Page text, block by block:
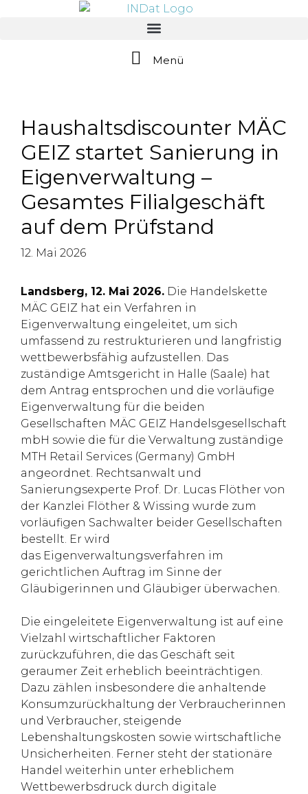
Menü
Haushaltsdiscounter MÄC
GEIZ startet Sanierung in
Eigenverwaltung –
Gesamtes Filialgeschäft
auf dem Prüfstand
12. Mai 2026
Landsberg, 12. Mai 2026. Die Handelskette
MÄC GEIZ hat ein Verfahren in
Eigenverwaltung eingeleitet, um sich
umfassend zu restrukturieren und langfristig
wettbewerbsfähig aufzustellen. Das
zuständige Amtsgericht in Halle (Saale) hat
dem Antrag entsprochen und die vorläufige
Eigenverwaltung für die beiden
Gesellschaften MÄC GEIZ Handelsgesellschaft
mbH sowie die für die Verwaltung zuständige
MTH Retail Services (Germany) GmbH
angeordnet. Rechtsanwalt und
Sanierungsexperte Prof. Dr. Lucas Flöther von
der Kanzlei Flöther & Wissing wurde zum
vorläufigen Sachwalter beider Gesellschaften
bestellt. Er wird
das Eigenverwaltungsverfahren im
gerichtlichen Auftrag im Sinne der
Gläubigerinnen und Gläubiger überwachen.
Die eingeleitete Eigenverwaltung ist auf eine
Vielzahl wirtschaftlicher Faktoren
zurückzuführen, die das Geschäft seit
geraumer Zeit erheblich beeinträchtigen.
Dazu zählen insbesondere die anhaltende
Konsumzurückhaltung der Verbraucherinnen
und Verbraucher, steigende
Lebenshaltungskosten sowie wirtschaftliche
Unsicherheiten. Ferner steht der stationäre
Handel weiterhin unter erheblichem
Wettbewerbsdruck durch digitale